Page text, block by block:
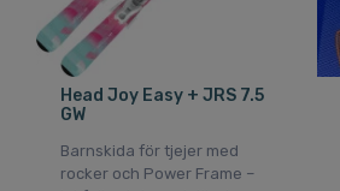
Head Joy Easy + JRS 7.5
GW
Barnskida för tjejer med
rocker och Power Frame –